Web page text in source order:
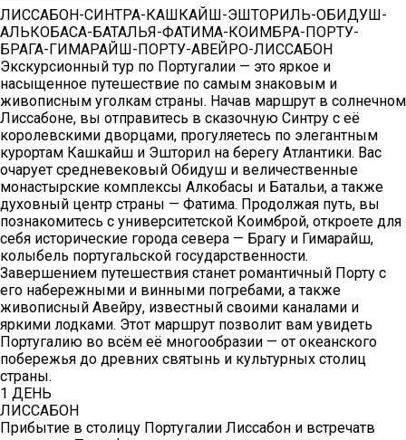
ЛИССАБОН-СИНТРА-КАШКАЙШ-ЭШТОРИЛЬ-ОБИДУШ-
АЛЬКОБАСА-БАТАЛЬЯ-ФАТИМА-КОИМБРА-ПОРТУ-
БРАГА-ГИМАРАЙШ-ПОРТУ-АВЕЙРО-ЛИССАБОН
Экскурсионный тур по Португалии — это яркое и
насыщенное путешествие по самым знаковым и
живописным уголкам страны. Начав маршрут в солнечном
Лиссабоне, вы отправитесь в сказочную Синтру с её
королевскими дворцами, прогуляетесь по элегантным
курортам Кашкайш и Эшторил на берегу Атлантики. Вас
очарует средневековый Обидуш и величественные
монастырские комплексы Алкобасы и Батальи, а также
духовный центр страны — Фатима. Продолжая путь, вы
познакомитесь с университетской Коимброй, откроете для
себя исторические города севера — Брагу и Гимарайш,
колыбель португальской государственности.
Завершением путешествия станет романтичный Порту с
его набережными и винными погребами, а также
живописный Авейру, известный своими каналами и
яркими лодками. Этот маршрут позволит вам увидеть
Португалию во всём её многообразии — от океанского
побережья до древних святынь и культурных столиц
страны.
1 ДЕНЬ
ЛИССАБОН
Прибытие в столицу Португалии Лиссабон и встречатв